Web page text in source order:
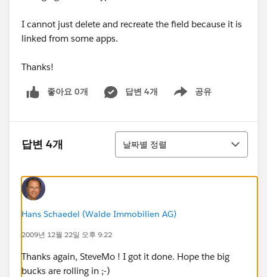
I cannot just delete and recreate the field because it is
linked from some apps.
Thanks!
좋아요 0개 답변 4개 공유
Show menu
답변 4개
정렬
날짜별 정렬
Hans Schaedel (Walde Immobilien AG)
2009년 12월 22일 오후 9:22
Thanks again, SteveMo ! I got it done. Hope the big
bucks are rolling in ;-)